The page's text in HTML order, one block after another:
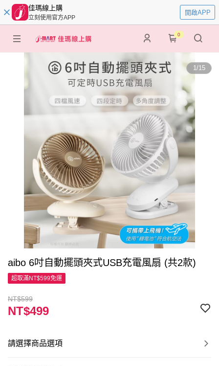
佳瑪線上購
立刻使用官方APP
開啟APP
0
1/15
aibo 6吋自動擺頭夾式USB充電風扇 (共2款)
超取滿NT$599免運
NT$599
NT$499
請選擇商品選項